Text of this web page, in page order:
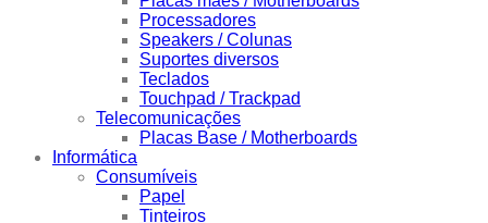
Processadores
Speakers / Colunas
Suportes diversos
Teclados
Touchpad / Trackpad
Telecomunicações
Placas Base / Motherboards
Informática
Consumíveis
Papel
Tinteiros